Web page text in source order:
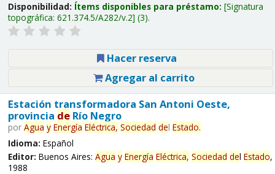
Disponibilidad: Ítems disponibles para préstamo: Signatura
topográfica: 621.374.5/A282/v.2 (3).
Hacer reserva
Agregar al carrito
Estación transformadora San Antoni Oeste,
provincia deRío Negro
por Agua y Energía Eléctrica, Sociedad del Estado.
Idioma: Español
Editor: Buenos Aires: Agua y Energía Eléctrica, Sociedad del Estado,
1988